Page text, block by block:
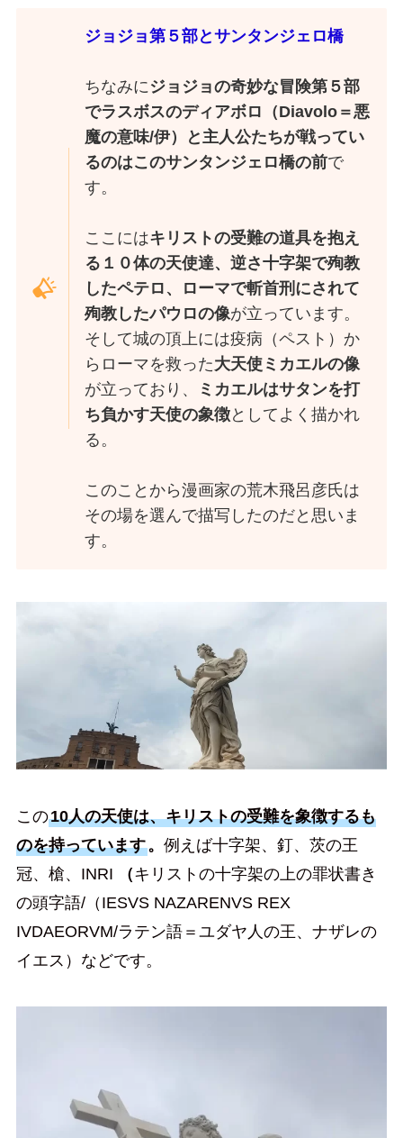
ジョジョ第５部とサンタンジェロ橋
ちなみにジョジョの奇妙な冒険第５部
でラスボスのディアボロ（Diavolo＝悪
魔の意味/伊）と主人公たちが戦ってい
るのはこのサンタンジェロ橋の前で
す。
ここにはキリストの受難の道具を抱え
る１０体の天使達、逆さ十字架で殉教
したペテロ、ローマで斬首刑にされて
殉教したパウロの像が立っています。
そして城の頂上には疫病（ペスト）か
らローマを救った大天使ミカエルの像
が立っており、
ミカエルはサタンを打
ち負かす天使の象徴としてよく描かれ
る。
このことから漫画家の荒木飛呂彦氏は
その場を選んで描写したのだと思いま
す。
この10人の天使は、キリストの受難を象徴するも
のを持っています。 例えば十字架、釘、茨の王
冠、槍、INRI
（キリストの十字架の上の罪状書き
の頭字語/（IESVS NAZARENVS REX
IVDAEORVM/ラテン語＝ユダヤ人の王、ナザレの
イエス）などです。